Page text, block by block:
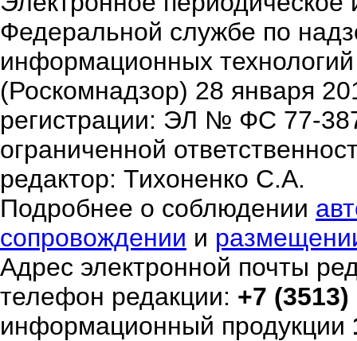
Федеральной службе по
информационных
(Роскомнадзор) 28 января
регистрации: ЭЛ № ФС 77-
ограниченной
редактор: Тихоненко С.А.
Подробнее о соблюдении
сопровождении и
Адрес электронной почты
телефон редакции: +7
информационный продукции